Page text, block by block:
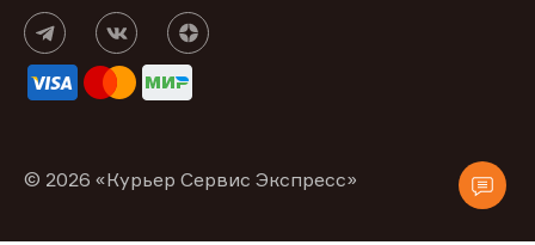
© 2026 «Курьер Сервис Экспресс»